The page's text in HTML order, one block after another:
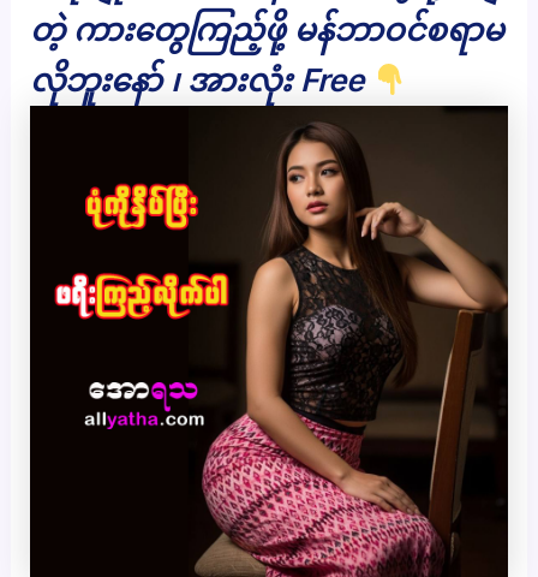
တဲ့ ကားတွေကြည့်ဖို့ မန်ဘာဝင်စရာမ
လိုဘူးနော် ၊ အားလုံး Free